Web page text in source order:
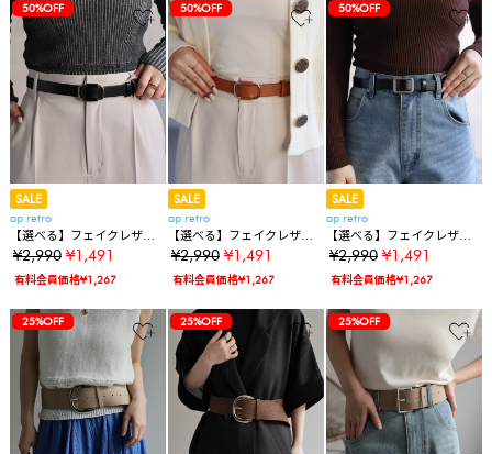
50%OFF
SALE
ap retro
【選べる】フェイクレザー
ノンホールベルト
¥2,990 ¥1,491
有料会員価格¥1,267
50%OFF
SALE
ap retro
【選べる】フェイクレザー
ノンホールベルト
¥2,990 ¥1,491
有料会員価格¥1,267
50%OFF
SALE
ap retro
【選べる】フェイクレザー
ノンホールベルト
¥2,990 ¥1,491
有料会員価格¥1,267
25%OFF 25%OFF 25%OFF